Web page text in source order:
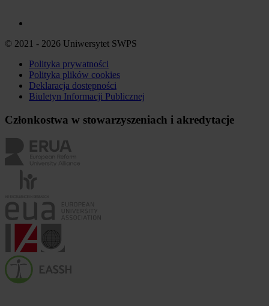
© 2021 - 2026 Uniwersytet SWPS
Polityka prywatności
Polityka plików cookies
Deklaracja dostępności
Biuletyn Informacji Publicznej
Członkostwa w stowarzyszeniach i akredytacje